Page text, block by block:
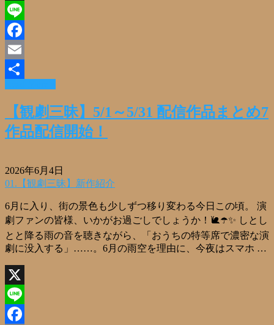
X
Line
Facebook
Email
共
【観劇三昧】5/1～5/31 配信作品まとめ7
作品配信開始！
2026年6月4日
01.【観劇三昧】新作紹介
6月に入り、街の景色も少しずつ移り変わる今日この頃。 演
劇ファンの皆様、いかがお過ごしでしょうか！🐌☂️✨ しとし
とと降る雨の音を聴きながら、「おうちの特等席で濃密な演
劇に没入する」……。6月の雨空を理由に、今夜はスマホ …
X
Line